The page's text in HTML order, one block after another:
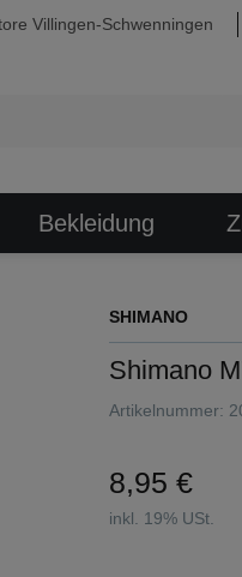
Villingen-Schwenningen
Bekleidung
SHIMANO
Shimano
Artikelnummer:
8,95 €
inkl. 19% USt.